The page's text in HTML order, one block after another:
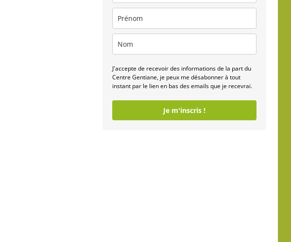
J'accepte de recevoir des informations de la part du
Centre Gentiane, je peux me désabonner à tout
instant par le lien en bas des emails que je recevrai.
Je m'inscris !